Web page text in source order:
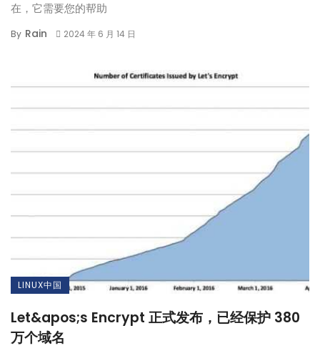
在，它需要您的帮助
By Rain 2024 年 6 月 14 日
LINUX中国
Let&apos;s Encrypt 正式发布，已经保护 380
万个域名